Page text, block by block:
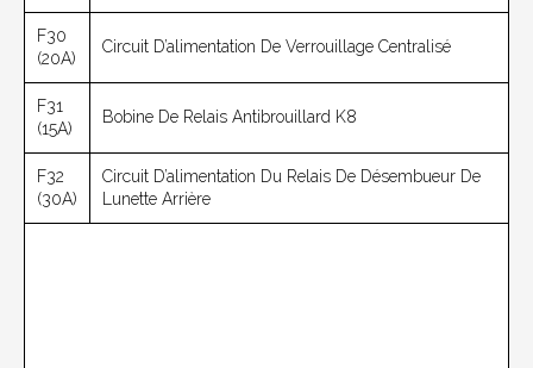
F30
(20A)
Circuit D’alimentation De Verrouillage Centralisé
F31
(15A)
Bobine De Relais Antibrouillard K8
F32
(30A)
Circuit D’alimentation Du Relais De Désembueur De
Lunette Arrière